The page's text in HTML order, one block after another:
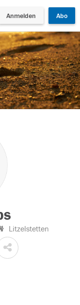
Anmelden Abo
Litzelstetten